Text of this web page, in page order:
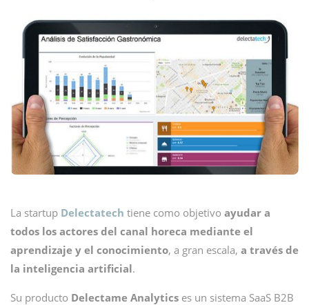
La startup Delectatech tiene como objetivo ayudar a
todos los actores del canal horeca mediante el
aprendizaje y el conocimiento, a gran escala, a través de
la inteligencia artificial.
Su producto Delectame Analytics es un sistema SaaS B2B